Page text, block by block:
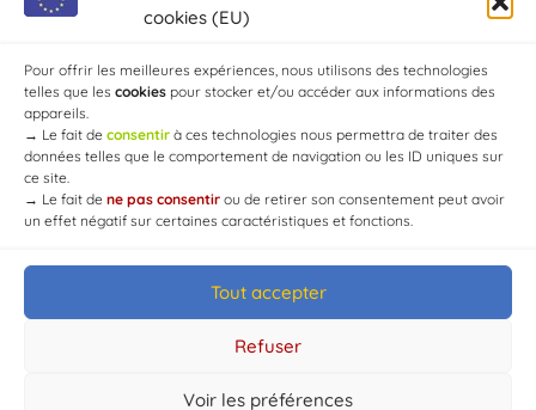
cookies (EU)
Pour offrir les meilleures expériences, nous utilisons des technologies
telles que les cookies pour stocker et/ou accéder aux informations des
appareils.
→ Le fait de consentir à ces technologies nous permettra de traiter des
données telles que le comportement de navigation ou les ID uniques sur
ce site.
→ Le fait de ne pas consentir ou de retirer son consentement peut avoir
un effet négatif sur certaines caractéristiques et fonctions.
Tout accepter
Refuser
Voir les préférences
© Mairie de Chaource [2004-2024] | Tous droits réservés.
Developed byWEB3-DESIGN